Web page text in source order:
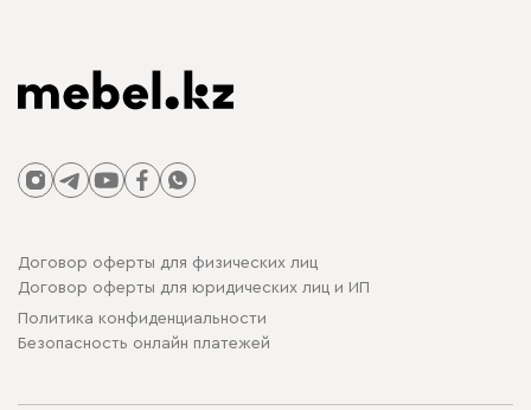
Договор оферты для физических лиц
Договор оферты для юридических лиц и ИП
Политика конфиденциальности
Безопасность онлайн платежей